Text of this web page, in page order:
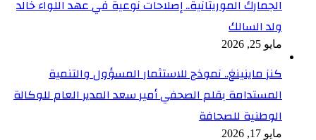
الجمارك الموريتانية.. إصلاحات نوعية في عهد اللواء خالد
ولد السالك
مايو 25, 2026
كنز ماينينغ.. نموذج للاستثمار المسؤول والتنمية
المستدامة بقلم الصحفي أمير سعد المدير العام للوكالة
الوطنية للصحافة
مايو 17, 2026